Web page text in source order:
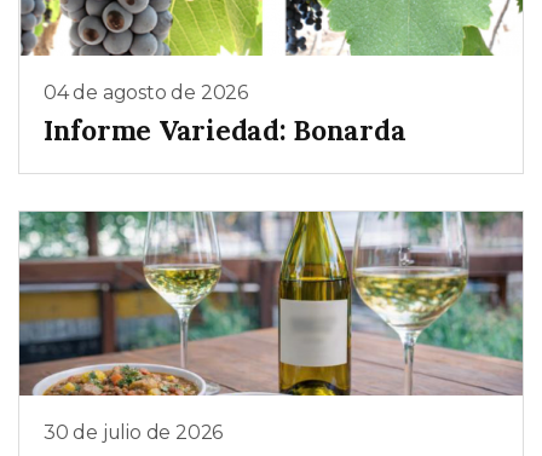
04 de agosto de 2026
Informe Variedad: Bonarda
30 de julio de 2026